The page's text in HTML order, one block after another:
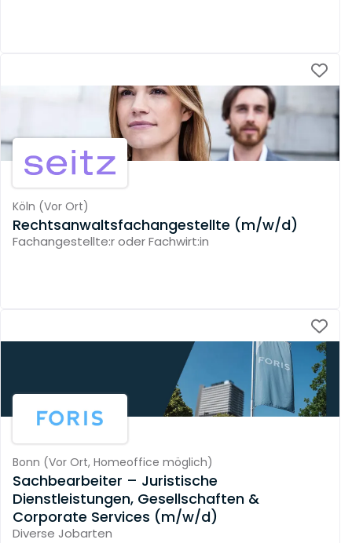
Köln (Vor Ort)
Rechtsanwaltsfachangestellte (m/w/d)
Fachangestellte:r oder Fachwirt:in
Bonn (Vor Ort, Homeoffice möglich)
Sachbearbeiter – Juristische
Dienstleistungen, Gesellschaften &
Corporate Services (m/w/d)
Diverse Jobarten